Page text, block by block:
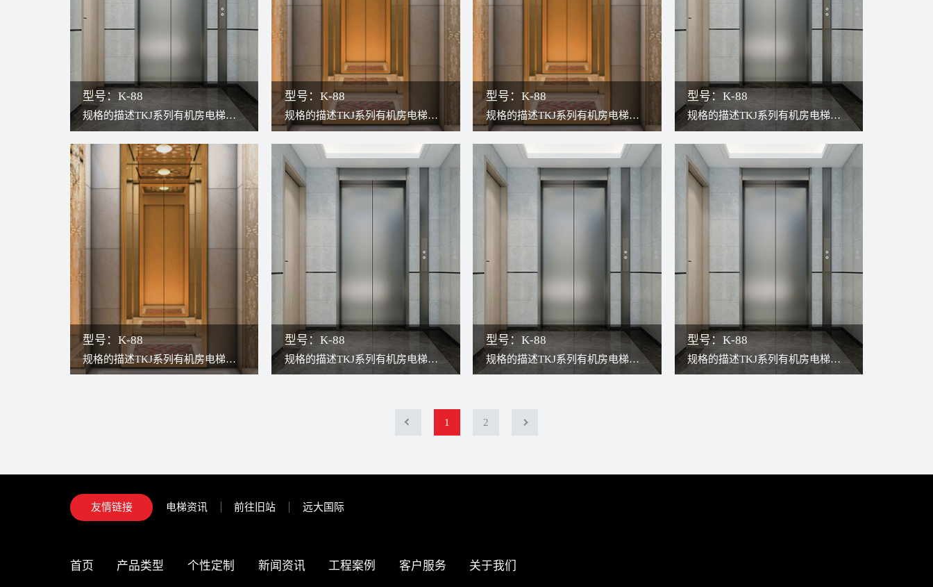
型号：K-88
规格的描述TKJ系列有机房电梯，
传统构造与现代无齿轮曳引机结
合，更高效更稳定。因曳引机安装
于井道上方，轿厢可以充分占用井
道，故可将轿厢打造得更宽敞。检
修过程安全、方便。
型号：K-88
规格的描述TKJ系列有机房电梯，
传统构造与现代无齿轮曳引机结
合，更高效更稳定。因曳引机安装
于井道上方，轿厢可以充分占用井
道，故可将轿厢打造得更宽敞。检
型号：K-88
规格的描述TKJ系列有机房电梯，
传统构造与现代无齿轮曳引机结
合，更高效更稳定。因曳引机安装
于井道上方，轿厢可以充分占用井
道，故可将轿厢打造得更宽敞。检
型号：K-88
规格的描述TKJ系列有机房电梯，
传统构造与现代无齿轮曳引机结
合，更高效更稳定。因曳引机安装
于井道上方，轿厢可以充分占用井
道，故可将轿厢打造得更宽敞。检
型号：K-88
规格的描述TKJ系列有机房电梯，
传统构造与现代无齿轮曳引机结
型号：K-88
规格的描述TKJ系列有机房电梯，
传统构造与现代无齿轮曳引机结
道，故可将轿厢打造得更宽敞。检
型号：K-88
规格的描述TKJ系列有机房电梯，
传统构造与现代无齿轮曳引机结
型号：K-88
规格的描述TKJ系列有机房电梯，
传统构造与现代无齿轮曳引机结
1 2
友情链接 电梯资讯 前往旧站 远大国际
首页 产品类型 个性定制 新闻资讯 工程案例 客户服务 关于我们